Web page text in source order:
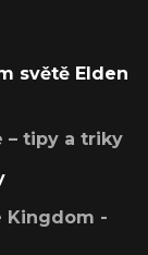
světě Elden
– tipy a triky
Kingdom -